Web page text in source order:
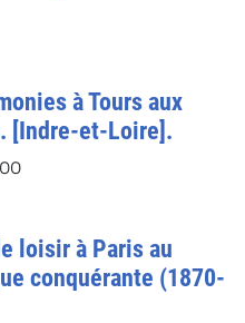
à Tours aux
[Indre-et-Loire].
loisir à Paris au
conquérante (1870-